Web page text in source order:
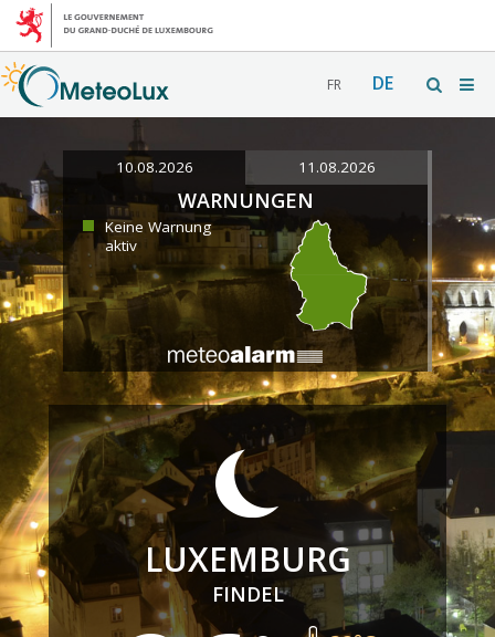
FR DE
10.08.2026 11.08.2026
WARNUNGEN
Keine Warnung
aktiv
LUXEMBURG
FINDEL